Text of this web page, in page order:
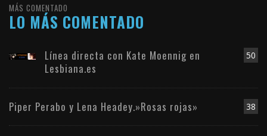
MÁS COMENTADO
LO MÁS COMENTADO
50
Línea directa con Kate Moennig en
Lesbiana.es
38
Piper Perabo y Lena Headey.»Rosas rojas»